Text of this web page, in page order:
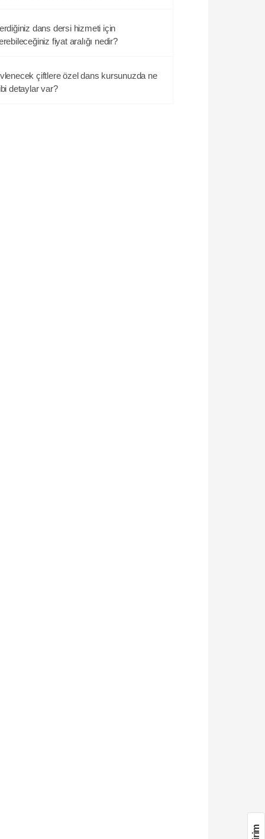
dans dersi hizmeti için
fiyat aralığı nedir?
çiftlere özel dans kursunuzda ne
detaylar var?